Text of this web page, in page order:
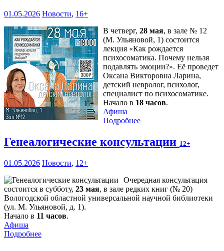
01.05.2026 Новости, 16+
В четверг, 28 мая, в зале № 12
(М. Ульяновой, 1) состоится
лекция «Как рождается
психосоматика. Почему нельзя
подавлять эмоции?». Её проведет
Оксана Викторовна Ларина,
детский невролог, психолог,
специалист по психосоматике.
Начало в 18 часов.
Афиша
Подробнее
Генеалогические консультации 12+
01.05.2026 Новости, 12+
Очередная консультация
состоится в субботу, 23 мая, в зале редких книг (№ 20)
Вологодской областной универсальной научной библиотеки
(ул. М. Ульяновой, д. 1).
Начало в 11 часов.
Афиша
Подробнее